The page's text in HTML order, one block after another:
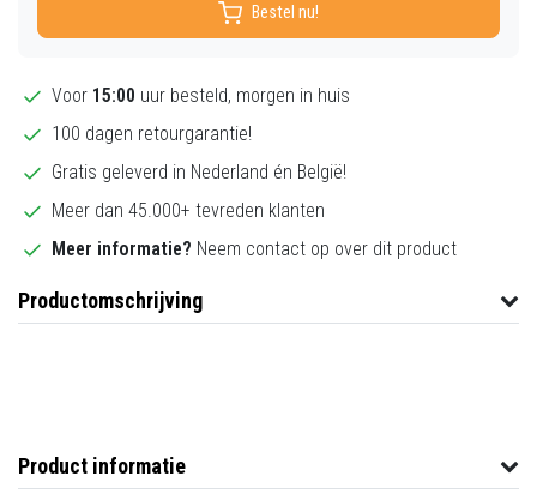
Bestel nu!
Voor 15:00 uur besteld, morgen in huis
100 dagen retourgarantie!
Gratis geleverd in Nederland én België!
Meer dan 45.000+ tevreden klanten
Meer informatie? Neem contact op over dit product
Productomschrijving
Product informatie